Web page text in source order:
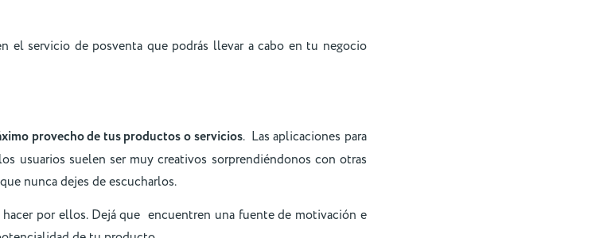
el servicio de posventa que podrás llevar a cabo en tu negocio
provecho de tus productos o servicios. Las aplicaciones para
usuarios suelen ser muy creativos sorprendiéndonos con otras
nunca dejes de escucharlos.
por ellos. Dejá que encuentren una fuente de motivación e